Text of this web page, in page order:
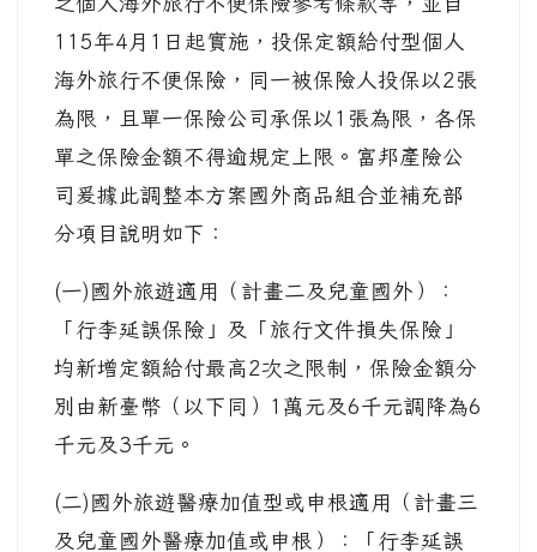
115年4月1日起實施，投保定額給付型個人
海外旅行不便保險，同一被保險人投保以2張
為限，且單一保險公司承保以1張為限，各保
單之保險金額不得逾規定上限。富邦產險公
司爰據此調整本方案國外商品組合並補充部
分項目說明如下：
(一)國外旅遊適用（計畫二及兒童國外）：
「行李延誤保險」及「旅行文件損失保險」
均新增定額給付最高2次之限制，保險金額分
別由新臺幣（以下同）1萬元及6千元調降為6
千元及3千元。
(二)國外旅遊醫療加值型或申根適用（計畫三
及兒童國外醫療加值或申根）：「行李延誤